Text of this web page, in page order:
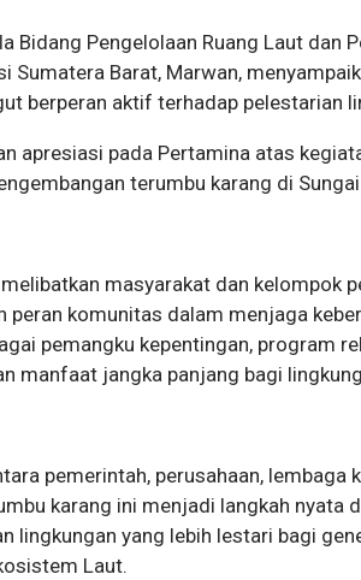
Bidang Pengelolaan Ruang Laut dan
Sumatera Barat, Marwan,
berperan aktif terhadap pelestarian
apresiasi pada Pertamina atas
terumbu karang di Sungai
masyarakat dan kelompok
peran komunitas dalam menjaga
pemangku kepentingan, program
manfaat jangka panjang bagi
pemerintah, perusahaan, lembaga
karang ini menjadi langkah nyata
lingkungan yang lebih lestari bagi
Laut.